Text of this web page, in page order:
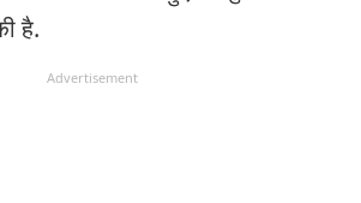
है.
Advertisement